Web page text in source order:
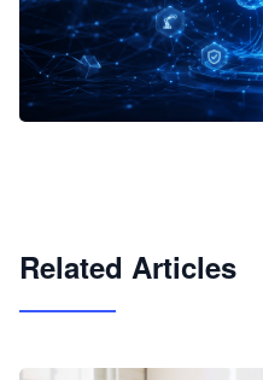
Related Articles